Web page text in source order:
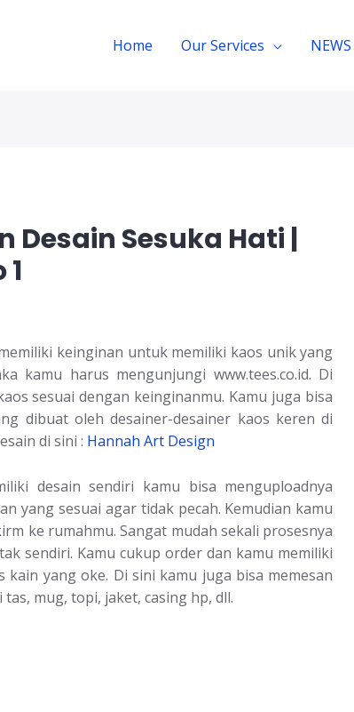
Home Our Services NEWS
Desain Sesuka Hati |
keinginan untuk memiliki kaos unik yang
kamu harus mengunjungi www.tees.co.id. Di
sesuai dengan keinginanmu. Kamu juga bisa
dibuat oleh desainer-desainer kaos keren di
di sini : Hannah Art Design
desain sendiri kamu bisa menguploadnya
yang sesuai agar tidak pecah. Kemudian kamu
ke rumahmu. Sangat mudah sekali prosesnya
sendiri. Kamu cukup order dan kamu memiliki
kain yang oke. Di sini kamu juga bisa memesan
mug, topi, jaket, casing hp, dll.